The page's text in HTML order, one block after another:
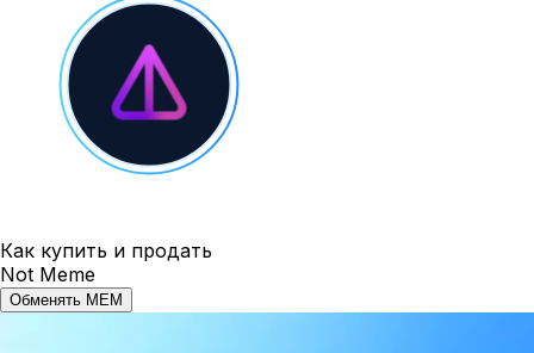
Как купить и продать
Not Meme
Обменять MEM